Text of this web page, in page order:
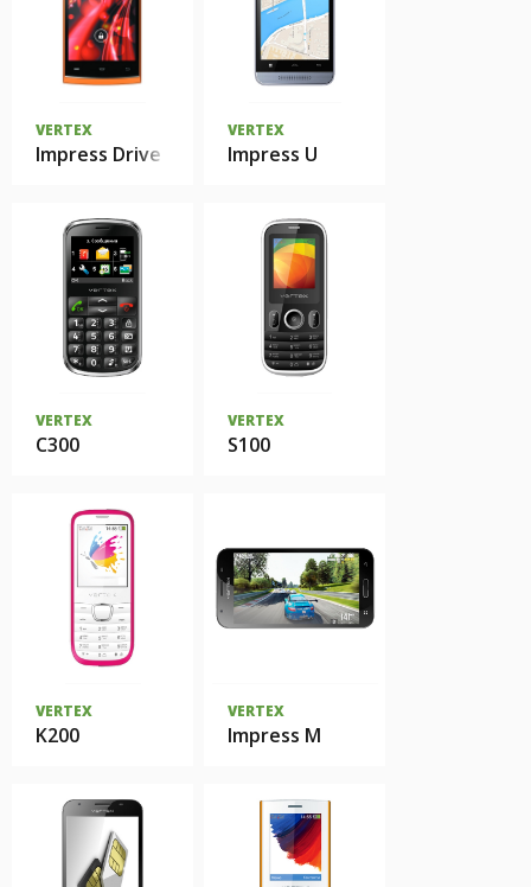
VERTEX
Impress Drive
VERTEX
Impress U
VERTEX
C300
VERTEX
S100
VERTEX
K200
VERTEX
Impress M